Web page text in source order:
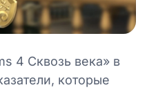
4 Сквозь века» в
которые